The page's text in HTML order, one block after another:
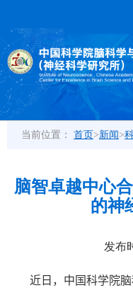
当前位置： 首页>新闻>
脑智卓越中心
的神
发布
近日，中国科学院